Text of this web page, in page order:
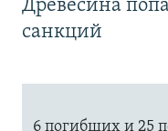
Древесина
санкций